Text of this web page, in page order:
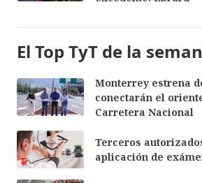
El Top TyT de la
Monterrey estrena
conectarán el
Carretera Nacional
Terceros
aplicación de